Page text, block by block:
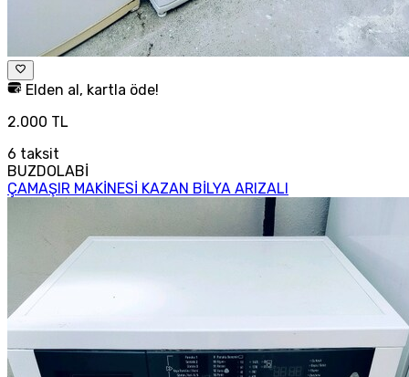
Elden al, kartla öde!
2.000 TL
6 taksit
BUZDOLABİ
ÇAMAŞIR MAKİNESİ KAZAN BİLYA ARIZALI